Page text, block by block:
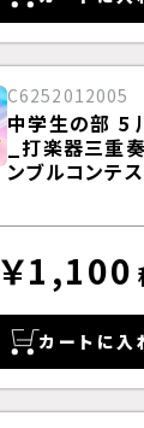
C6252012005
中学生の部 5
_打楽器三重
ンブルコンテ
￥1,100
カートに入